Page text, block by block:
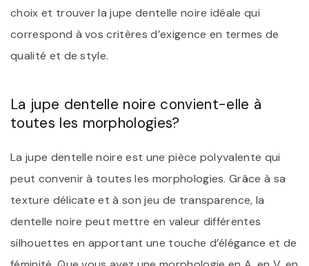
choix et trouver la jupe dentelle noire idéale qui
correspond à vos critères d’exigence en termes de
qualité et de style.
La jupe dentelle noire convient-elle à
toutes les morphologies?
La jupe dentelle noire est une pièce polyvalente qui
peut convenir à toutes les morphologies. Grâce à sa
texture délicate et à son jeu de transparence, la
dentelle noire peut mettre en valeur différentes
silhouettes en apportant une touche d’élégance et de